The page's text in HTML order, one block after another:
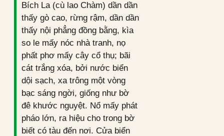
Bích La (cù lao Chàm) dần dần
thấy gò cao, rừng rậm, dần dần
thấy nội phẳng đồng bằng, kìa
so le mấy nóc nhà tranh, nọ
phất phơ mấy cây cổ thụ; bãi
cát trắng xóa, bởi nước biển
dội sạch, xa trông một vòng
bạc sáng ngời, giống như bờ
đê khước nguyệt. Nổ mấy phát
pháo lớn, ra hiệu cho trong bờ
biết có tàu đến nơi. Cửa biển